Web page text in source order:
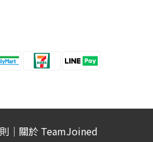
｜ 關於 TeamJoined